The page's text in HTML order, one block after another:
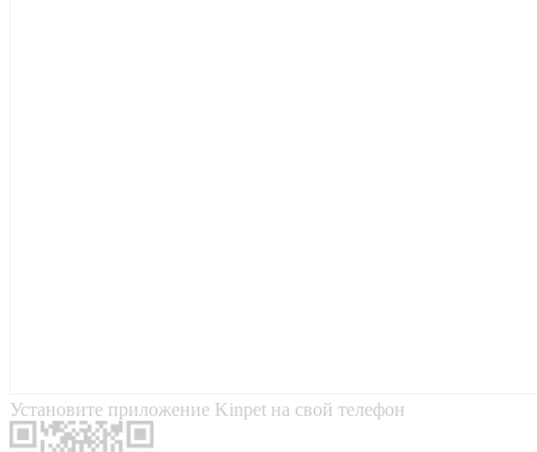
Установите приложение Kinpet на свой телефон